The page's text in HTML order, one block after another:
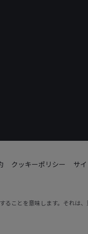
クッキーポリシー サ
ることを意味します。それは